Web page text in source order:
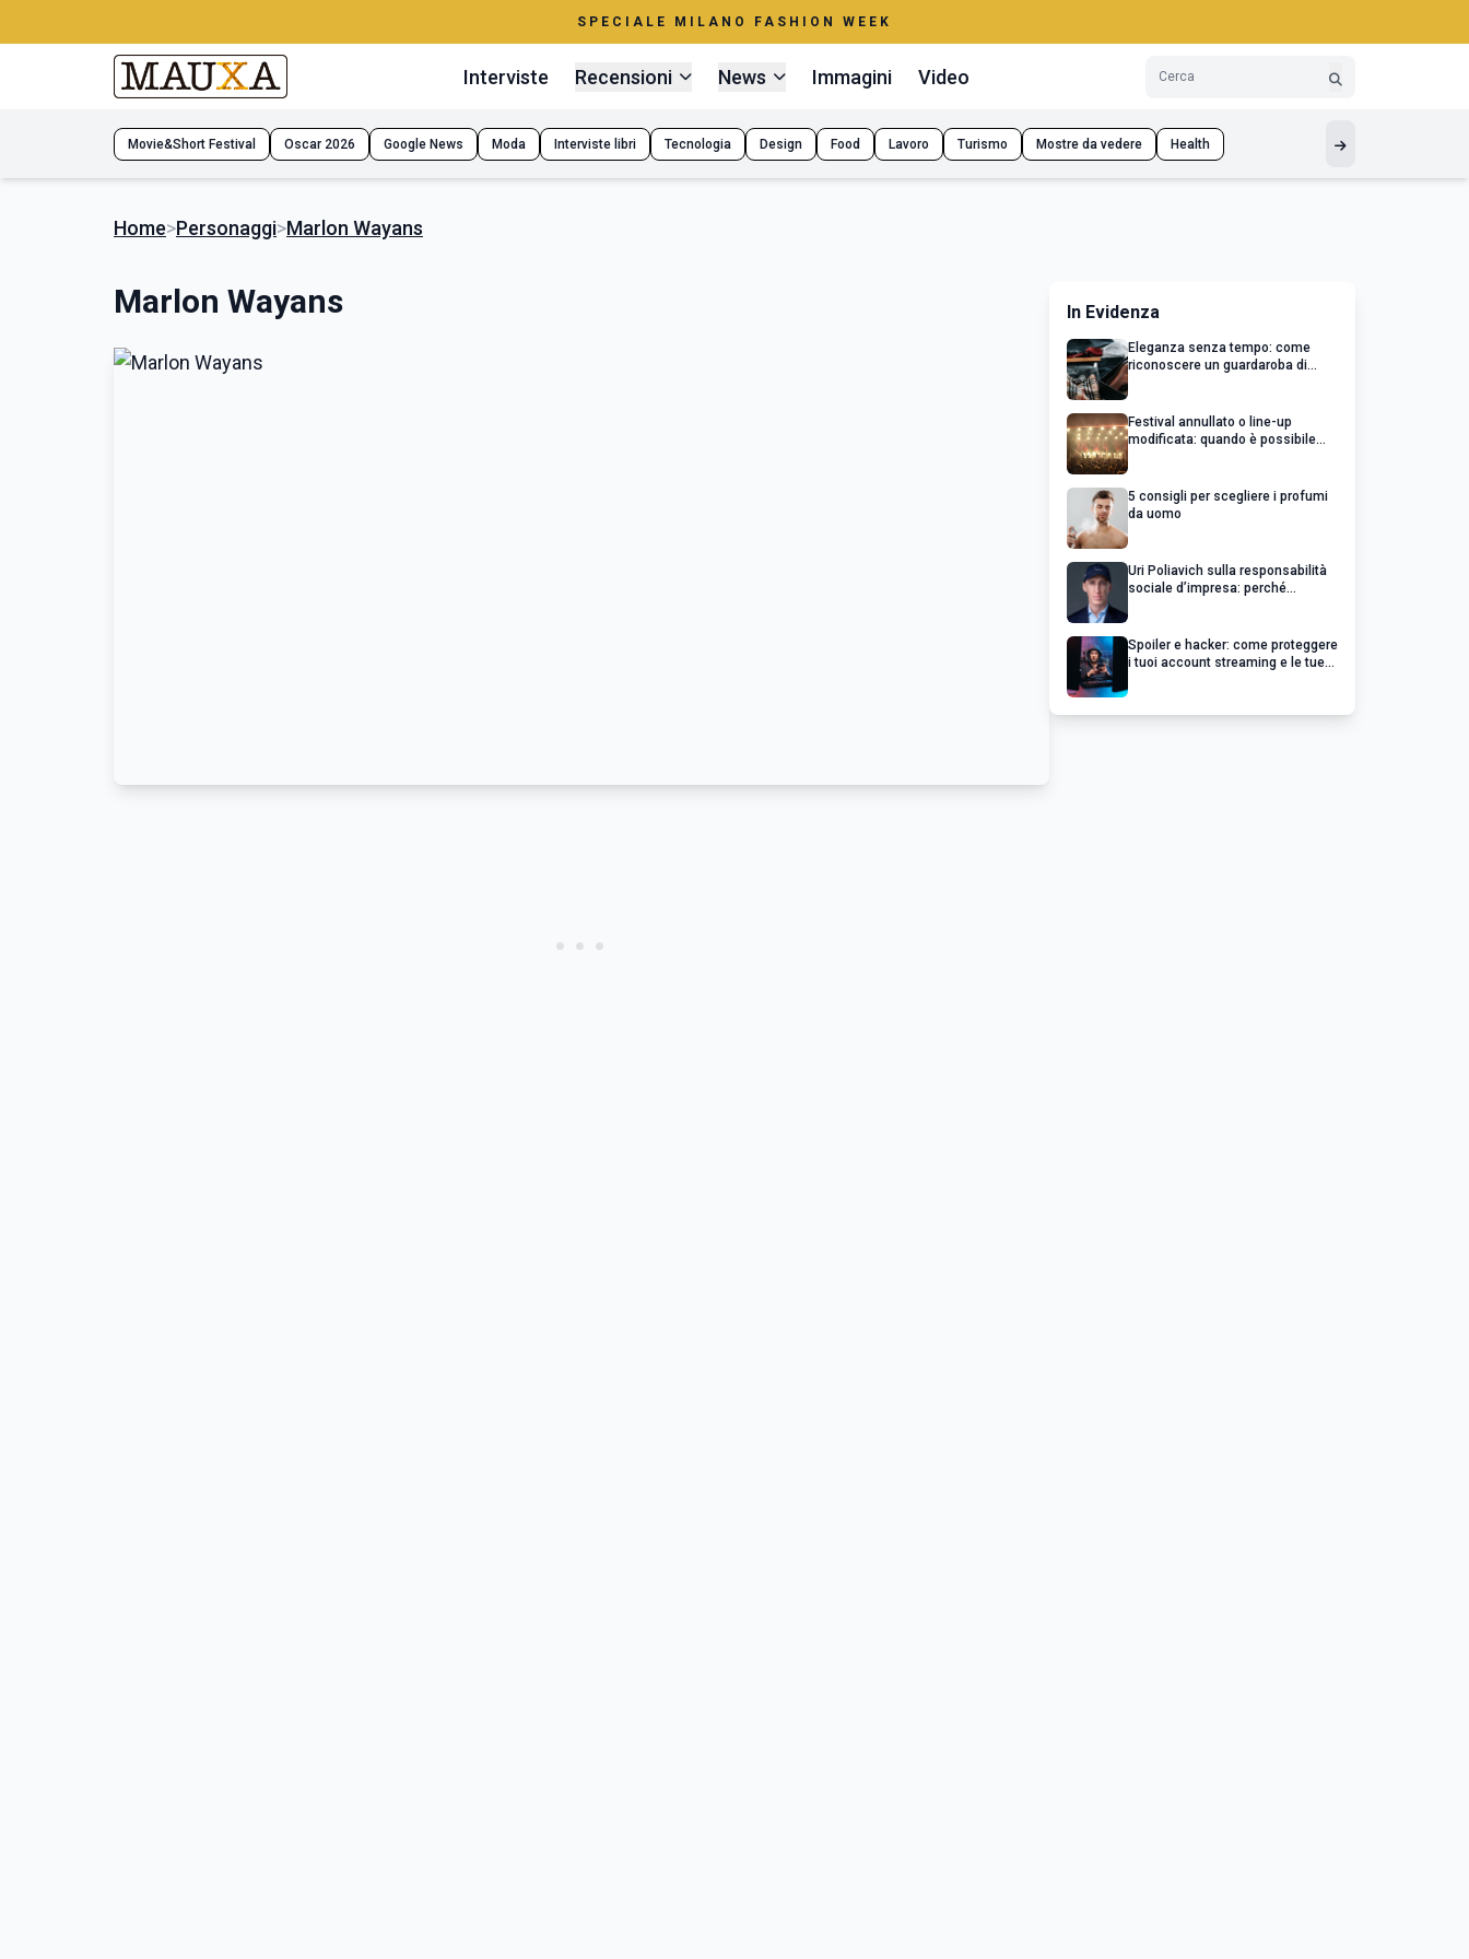
SPECIALE MILANO FASHION WEEK
Interviste Recensioni News Immagini Video
Movie&Short Festival Oscar 2026 Google News Moda Interviste libri Tecnologia Design Food Lavoro Turismo Mostre da vedere Health
Home>Personaggi>Marlon Wayans
Marlon Wayans In Evidenza
Eleganza senza tempo: come
riconoscere un guardaroba di
Festival annullato o line-up
modificata: quando è possibile
5 consigli per scegliere i profumi
da uomo
Uri Poliavich sulla responsabilità
sociale d’impresa: perché
Spoiler e hacker: come proteggere
i tuoi account streaming e le tue